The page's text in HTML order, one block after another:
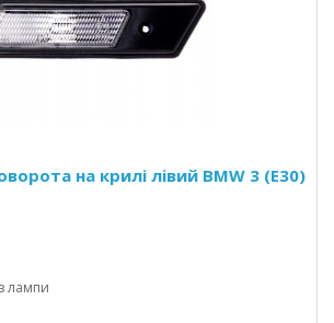
на крилі лівий BMW 3 (E30)
лампи